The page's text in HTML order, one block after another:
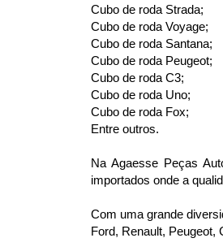
Cubo de roda Strada;
Cubo de roda Voyage;
Cubo de roda Santana;
Cubo de roda Peugeot;
Cubo de roda C3;
Cubo de roda Uno;
Cubo de roda Fox;
Entre outros.
Na Agaesse Peças
importados onde a
Com uma grande
Ford, Renault, Peugeot,